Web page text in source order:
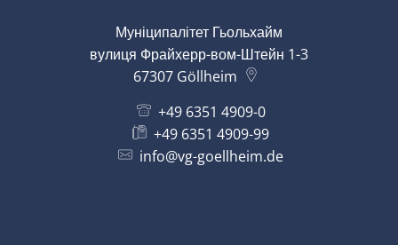
Муніципалітет Гьольхайм
вулиця Фрайхерр-вом-Штейн 1-3
67307 Göllheim
+49 6351 4909-0
+49 6351 4909-99
info@vg-goellheim.de